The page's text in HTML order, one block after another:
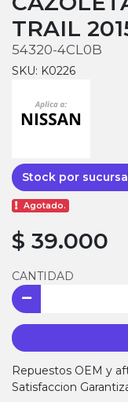
TRAIL
54320-4CL0B
SKU: K0226
Stock por
Agotado.
$ 39.000
CANTIDAD
Repuestos OEM y
Satisfaccion